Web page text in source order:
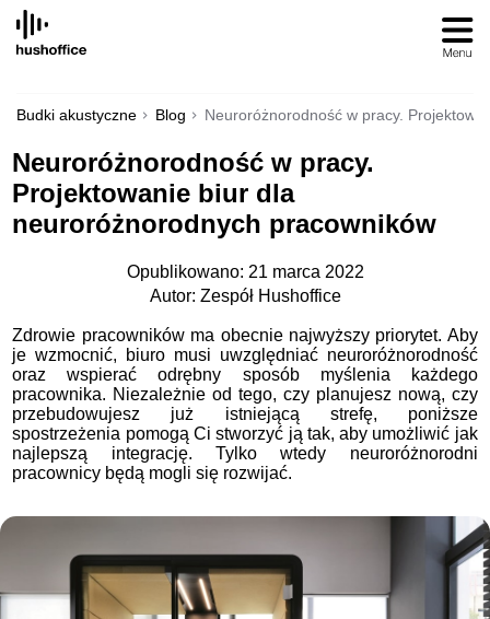
SKIP
CONTENT
Budki akustyczne Blog Neuroróżnorodność w pracy.
Neuroróżnorodność w pracy.
Projektowanie biur dla
neuroróżnorodnych pracowników
Opublikowano: 21 marca 2022
Autor: Zespół Hushoffice
Zdrowie pracowników ma obecnie najwyższy priorytet. Aby
je wzmocnić, biuro musi uwzględniać neuroróżnorodność
oraz wspierać odrębny sposób myślenia każdego
pracownika. Niezależnie od tego, czy planujesz nową, czy
przebudowujesz już istniejącą strefę, poniższe
spostrzeżenia pomogą Ci stworzyć ją tak, aby umożliwić jak
najlepszą integrację. Tylko wtedy neuroróżnorodni
pracownicy będą mogli się rozwijać.